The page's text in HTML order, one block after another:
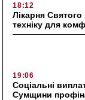
18:12
Лікарня
техніку для
19:06
Соціальні
Сумщини